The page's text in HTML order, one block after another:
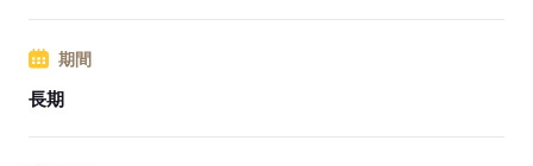
応募する
期間
長期